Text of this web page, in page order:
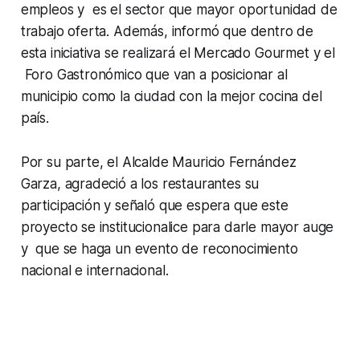
empleos y es el sector que mayor oportunidad de
trabajo oferta. Además, informó que dentro de
esta iniciativa se realizará el Mercado Gourmet y el
Foro Gastronómico que van a posicionar al
municipio como la ciudad con la mejor cocina del
país.
Por su parte, el Alcalde Mauricio Fernández
Garza, agradeció a los restaurantes su
participación y señaló que espera que este
proyecto se institucionalice para darle mayor auge
y que se haga un evento de reconocimiento
nacional e internacional.